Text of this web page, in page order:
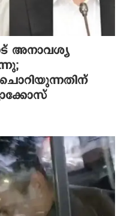
അനാവശ്യ